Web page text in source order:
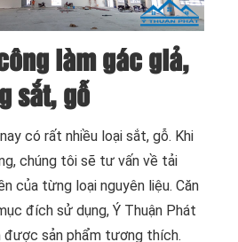
làm gác giả,
sắt, gỗ
có rất nhiều loại sắt, gỗ. Khi
chúng tôi sẽ tư vấn về tải
của từng loại nguyên liệu. Căn
đích sử dụng, Ý Thuận Phát
được sản phẩm tương thích.